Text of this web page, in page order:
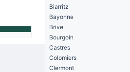
Biarritz
Bayonne
Brive
Bourgoin
Castres
Colomiers
Clermont